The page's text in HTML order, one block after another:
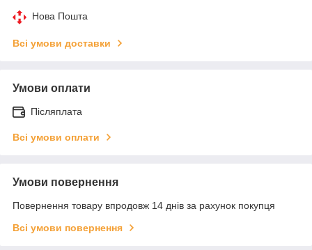
Нова Пошта
Всі умови доставки
Умови оплати
Післяплата
Всі умови оплати
Умови повернення
Повернення товару впродовж 14 днів за рахунок покупця
Всі умови повернення